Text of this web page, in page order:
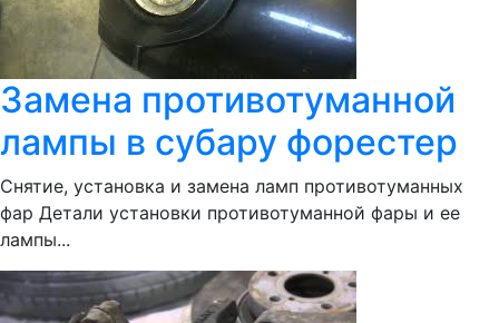
Замена противотуманной
лампы в субару форестер
Снятие, установка и замена ламп противотуманных
фар Детали установки противотуманной фары и ее
лампы...